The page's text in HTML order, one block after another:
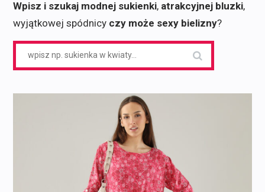
Wpisz i szukaj modnej sukienki, atrakcyjnej bluzki,
wyjątkowej spódnicy czy może sexy bielizny?